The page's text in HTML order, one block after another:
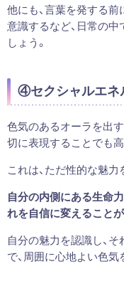
他にも、言葉を発する
意識するなど、日常の
しょう。
④セクシャルエネ
色気のあるオーラを出
切に表現することでも高
これは、ただ性的な魅
自分の内側にある生命
れを自信に変えること
自分の魅力を認識し、
で、周囲に心地よい色